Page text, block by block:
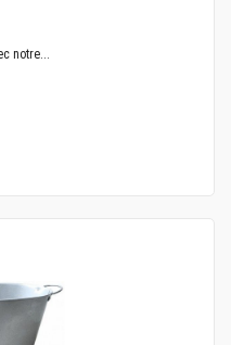
notre...